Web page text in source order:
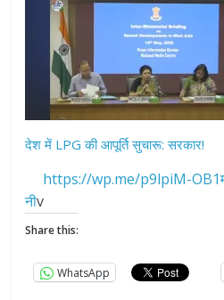
देश में LPG की आपूर्ति सुचारू: सरकार!
https://wp.me/p9lpiM-
नीv
Share this:
WhatsApp